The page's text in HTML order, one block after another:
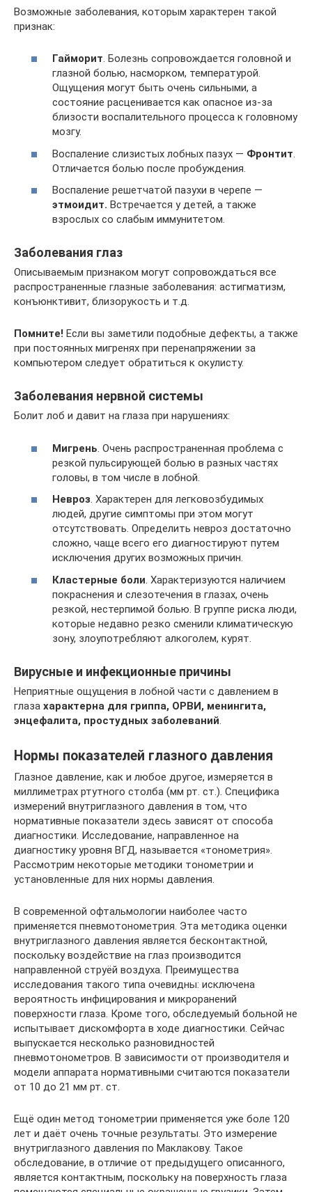
Возможные заболевания, которым характерен такой
признак:
Гайморит. Болезнь сопровождается головной и
глазной болью, насморком, температурой.
Ощущения могут быть очень сильными, а
состояние расценивается как опасное из-за
близости воспалительного процесса к головному
мозгу.
Воспаление слизистых лобных пазух — Фронтит.
Отличается болью после пробуждения.
Воспаление решетчатой пазухи в черепе —
этмоидит. Встречается у детей, а также
взрослых со слабым иммунитетом.
Заболевания глаз
Описываемым признаком могут сопровождаться все
распространенные глазные заболевания: астигматизм,
конъюнктивит, близорукость и т.д.
Помните! Если вы заметили подобные дефекты, а также
при постоянных мигренях при перенапряжении за
компьютером следует обратиться к окулисту.
Заболевания нервной системы
Болит лоб и давит на глаза при нарушениях:
Мигрень. Очень распространенная проблема с
резкой пульсирующей болью в разных частях
головы, в том числе в лобной.
Невроз. Характерен для легковозбудимых
людей, другие симптомы при этом могут
отсутствовать. Определить невроз достаточно
сложно, чаще всего его диагностируют путем
исключения других возможных причин.
Кластерные боли. Характеризуются наличием
покраснения и слезотечения в глазах, очень
резкой, нестерпимой болью. В группе риска люди,
которые недавно резко сменили климатическую
зону, злоупотребляют алкоголем, курят.
Вирусные и инфекционные причины
Неприятные ощущения в лобной части с давлением в
глаза характерна для гриппа, ОРВИ, менингита,
энцефалита, простудных заболеваний.
Нормы показателей глазного давления
Глазное давление, как и любое другое, измеряется в
миллиметрах ртутного столба (мм рт. ст.). Специфика
измерений внутриглазного давления в том, что
нормативные показатели здесь зависят от способа
диагностики. Исследование, направленное на
диагностику уровня ВГД, называется «тонометрия».
Рассмотрим некоторые методики тонометрии и
установленные для них нормы давления.
В современной офтальмологии наиболее часто
применяется пневмотонометрия. Эта методика оценки
внутриглазного давления является бесконтактной,
поскольку воздействие на глаз производится
направленной струёй воздуха. Преимущества
исследования такого типа очевидны: исключена
вероятность инфицирования и микроранений
поверхности глаза. Кроме того, обследуемый больной не
испытывает дискомфорта в ходе диагностики. Сейчас
выпускается несколько разновидностей
пневмотонометров. В зависимости от производителя и
модели аппарата нормативными считаются показатели
от 10 до 21 мм рт. ст.
Ещё один метод тонометрии применяется уже боле 120
лет и даёт очень точные результаты. Это измерение
внутриглазного давления по Маклакову. Такое
обследование, в отличие от предыдущего описанного,
является контактным, поскольку на поверхность глаза